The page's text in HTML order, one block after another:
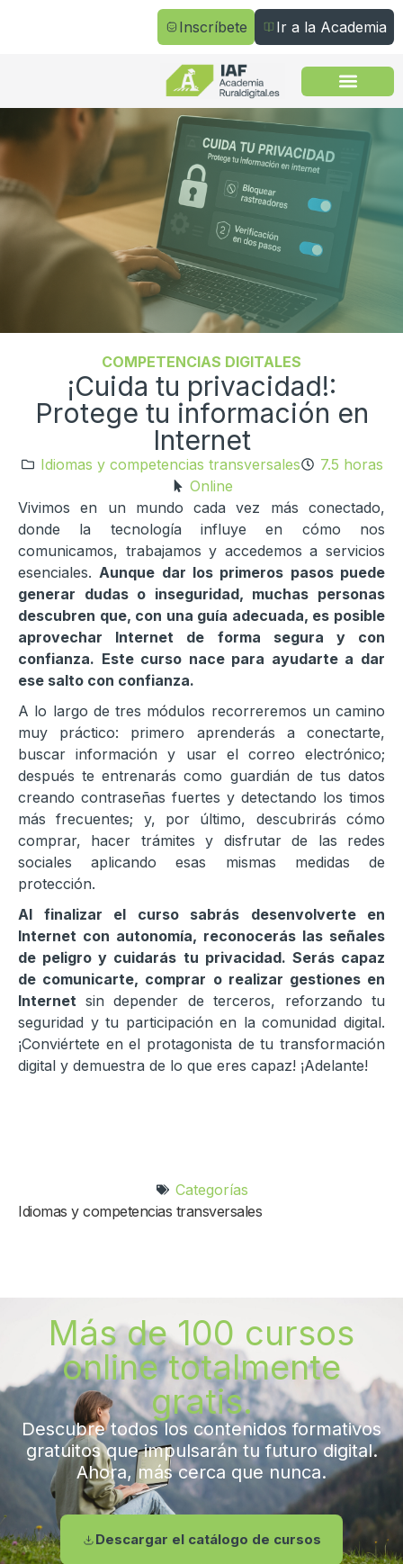
Inscríbete Ir a la Academia
COMPETENCIAS DIGITALES
¡Cuida tu privacidad!:
Protege tu información en
Internet
Idiomas y competencias transversales
7.5 horas
Online
Vivimos en un mundo cada vez más conectado,
donde la tecnología influye en cómo nos
comunicamos, trabajamos y accedemos a servicios
esenciales.Aunque dar los primeros pasos puede
generar dudas o inseguridad, muchas personas
descubren que, con una guía adecuada, es posible
aprovechar Internet de forma segura y con
confianza. Este curso nace para ayudarte a dar
ese salto con confianza.
A lo largo de tres módulos recorreremos un camino
muy práctico: primero aprenderás a conectarte,
buscar información y usar el correo electrónico;
después te entrenarás como guardián de tus datos
creando contraseñas fuertes y detectando los timos
más frecuentes; y, por último, descubrirás cómo
comprar, hacer trámites y disfrutar de las redes
sociales aplicando esas mismas medidas de
protección.
Al finalizar el curso sabrás desenvolverte en
Internet con autonomía, reconocerás las señales
de peligro y cuidarás tu privacidad. Serás capaz
de comunicarte, comprar o realizar gestiones en
Internet sin depender de terceros, reforzando tu
seguridad y tu participación en la comunidad digital.
¡Conviértete en el protagonista de tu transformación
digital y demuestra de lo que eres capaz! ¡Adelante!
Categorías
Idiomas y competencias transversales
Más de 100 cursos
online totalmente
gratis.
Descubre todos los contenidos formativos
gratuitos que impulsarán tu futuro digital.
Ahora, más cerca que nunca.
Descargar el catálogo de cursos